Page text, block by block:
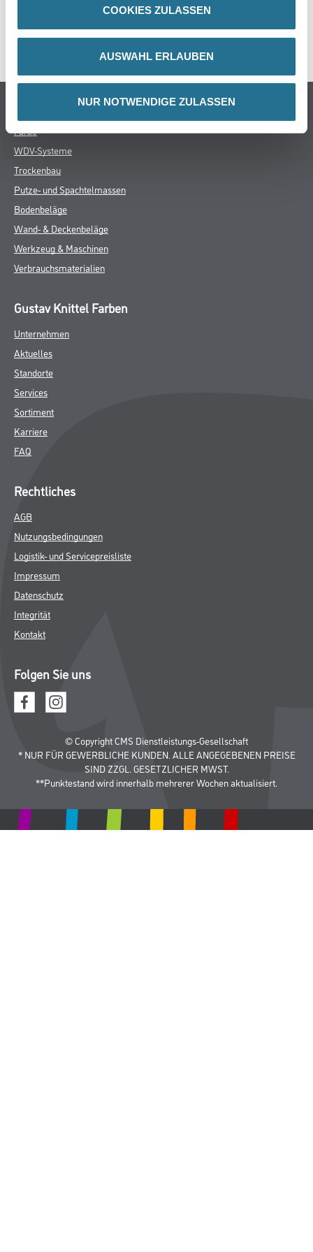
COOKIES ZULASSEN
AUSWAHL ERLAUBEN
NUR NOTWENDIGE ZULASSEN
Online-Shop
Farbe
WDV-Systeme
Trockenbau
Putze- und Spachtelmassen
Bodenbeläge
Wand- & Deckenbeläge
Werkzeug & Maschinen
Verbrauchsmaterialien
Gustav Knittel Farben
Unternehmen
Aktuelles
Standorte
Services
Sortiment
Karriere
FAQ
Rechtliches
AGB
Nutzungsbedingungen
Logistik- und Servicepreisliste
Impressum
Datenschutz
Integrität
Kontakt
Folgen Sie uns
© Copyright CMS Dienstleistungs-Gesellschaft
* NUR FÜR GEWERBLICHE KUNDEN. ALLE ANGEGEBENEN PREISE
SIND ZZGL. GESETZLICHER MWST.
**Punktestand wird innerhalb mehrerer Wochen aktualisiert.